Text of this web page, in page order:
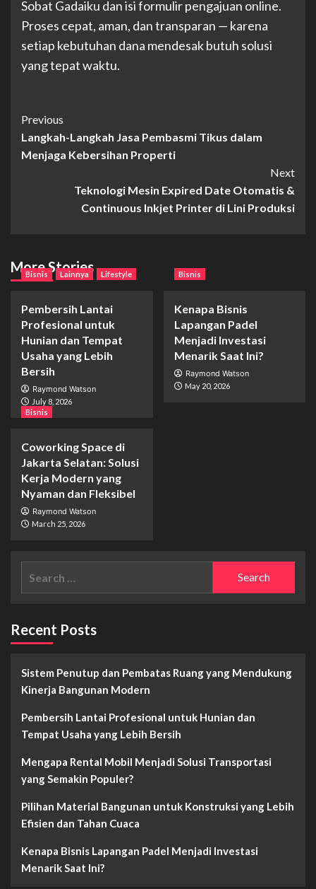
Sobat Gadaiku dan isi formulir pengajuan online.
Proses cepat, aman, dan transparan — karena
setiap kebutuhan dana mendesak butuh solusi
yang tepat waktu.
Post
Navigation
Previous
Langkah-Langkah Jasa Pembasmi Tikus dalam
Menjaga Kebersihan Properti
Next
Teknologi Mesin Expired Date Otomatis &
Continuous Inkjet Printer di Lini Produksi
More Stories
Bisnis Lainnya Lifestyle
Pembersih Lantai
Profesional untuk
Hunian dan Tempat
Usaha yang Lebih
Bersih
Raymond Watson
July 8, 2026
Bisnis
Kenapa Bisnis
Lapangan Padel
Menjadi Investasi
Menarik Saat Ini?
Raymond Watson
May 20, 2026
Bisnis
Coworking Space di
Jakarta Selatan: Solusi
Kerja Modern yang
Nyaman dan Fleksibel
Raymond Watson
March 25, 2026
Recent Posts
Sistem Penutup dan Pembatas Ruang yang Mendukung
Kinerja Bangunan Modern
Pembersih Lantai Profesional untuk Hunian dan
Tempat Usaha yang Lebih Bersih
Mengapa Rental Mobil Menjadi Solusi Transportasi
yang Semakin Populer?
Pilihan Material Bangunan untuk Konstruksi yang Lebih
Efisien dan Tahan Cuaca
Kenapa Bisnis Lapangan Padel Menjadi Investasi
Menarik Saat Ini?